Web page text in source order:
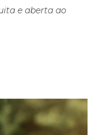
e aberta ao